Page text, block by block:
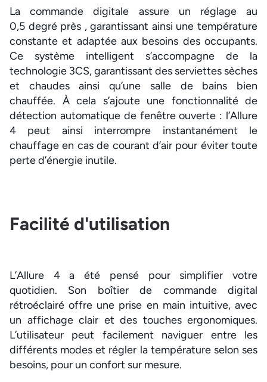
La commande digitale assure un réglage au
0,5 degré près , garantissant ainsi une température
constante et adaptée aux besoins des occupants.
Ce système intelligent s’accompagne de la
technologie 3CS, garantissant des serviettes sèches
et chaudes ainsi qu’une salle de bains bien
chauffée. À cela s’ajoute une fonctionnalité de
détection automatique de fenêtre ouverte : l’Allure
4 peut ainsi interrompre instantanément le
chauffage en cas de courant d’air pour éviter toute
perte d’énergie inutile.
Facilité d'utilisation
L’Allure 4 a été pensé pour simplifier votre
quotidien. Son boîtier de commande digital
rétroéclairé offre une prise en main intuitive, avec
un affichage clair et des touches ergonomiques.
L’utilisateur peut facilement naviguer entre les
différents modes et régler la température selon ses
besoins, pour un confort sur mesure.